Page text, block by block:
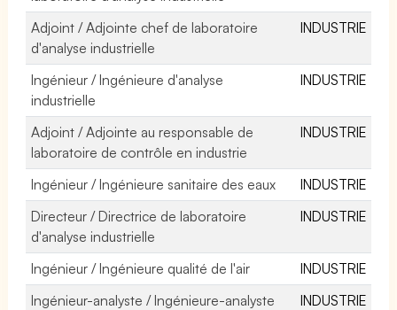
Adjoint / Adjointe chef de laboratoire
d'analyse industrielle
INDUSTRIE
Ingénieur / Ingénieure d'analyse
industrielle
INDUSTRIE
Adjoint / Adjointe au responsable de
laboratoire de contrôle en industrie
INDUSTRIE
Ingénieur / Ingénieure sanitaire des eaux
INDUSTRIE
Directeur / Directrice de laboratoire
d'analyse industrielle
INDUSTRIE
Ingénieur / Ingénieure qualité de l'air
INDUSTRIE
Ingénieur-analyste / Ingénieure-analyste
INDUSTRIE